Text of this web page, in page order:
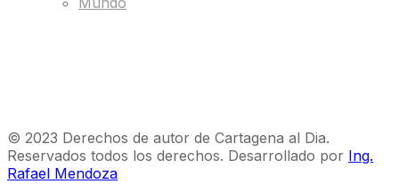
© 2023 Derechos de autor de Cartagena al Dia.
Reservados todos los derechos. Desarrollado por Ing.
Rafael Mendoza